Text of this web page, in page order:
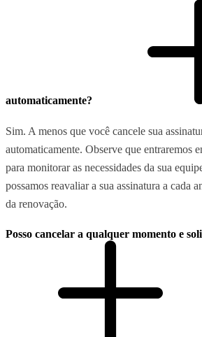
automaticamente?
Sim. A menos que você cancele sua
automaticamente. Observe que entraremos
para monitorar as necessidades da sua
possamos reavaliar a sua assinatura a cada
da renovação.
Posso cancelar a qualquer momento e